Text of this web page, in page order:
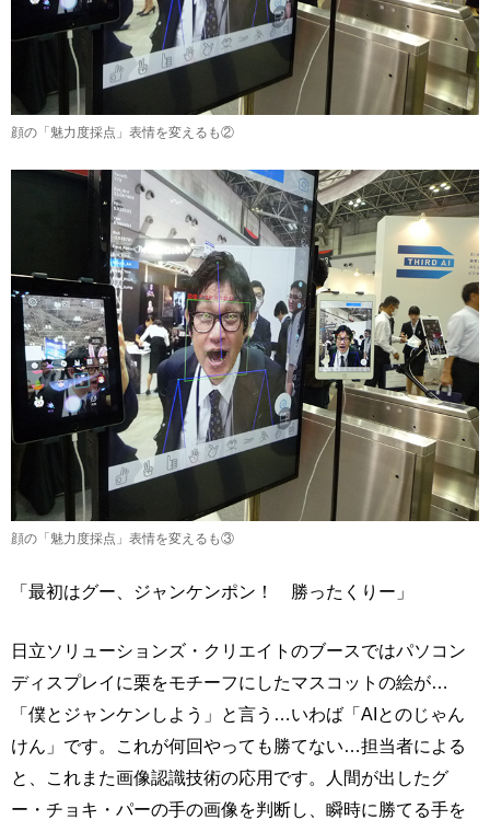
顔の「魅力度採点」表情を変えるも②
顔の「魅力度採点」表情を変えるも③
「最初はグー、ジャンケンポン！ 勝ったくりー」
日立ソリューションズ・クリエイトのブースではパソコン
ディスプレイに栗をモチーフにしたマスコットの絵が…
「僕とジャンケンしよう」と言う…いわば「AIとのじゃん
けん」です。これが何回やっても勝てない…担当者による
と、これまた画像認識技術の応用です。人間が出したグ
ー・チョキ・パーの手の画像を判断し、瞬時に勝てる手を